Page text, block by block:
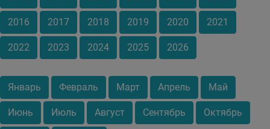
2016 2017 2018 2019 2020 2021
2022 2023 2024 2025 2026
Январь Февраль Март Апрель Май
Июнь Июль Август Сентябрь Октябрь